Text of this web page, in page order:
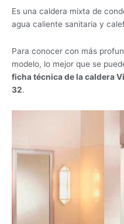
Es una caldera mixta de
agua caliente sanitaria y
Para conocer con más
modelo, lo mejor que se
ficha técnica de la caldera
32.